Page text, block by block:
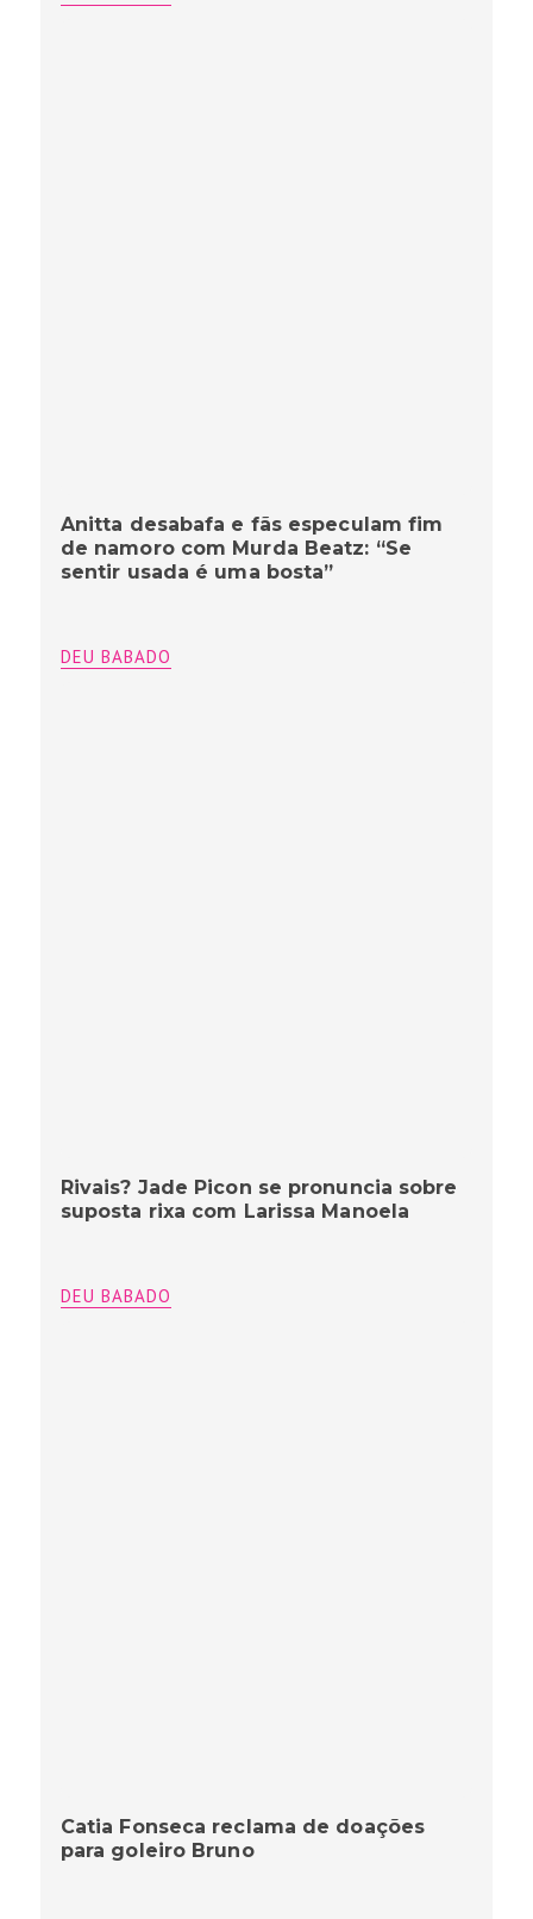
Anitta desabafa e fãs especulam fim
de namoro com Murda Beatz: “Se
sentir usada é uma bosta”
DEU BABADO
Rivais? Jade Picon se pronuncia sobre
suposta rixa com Larissa Manoela
DEU BABADO
Catia Fonseca reclama de doações
para goleiro Bruno